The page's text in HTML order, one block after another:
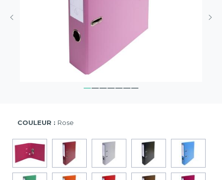
COULEUR : Rose